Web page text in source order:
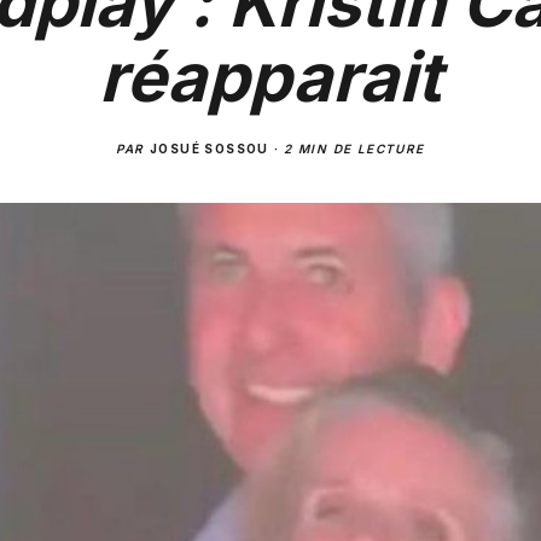
réapparait
PARJOSUÉ SOSSOU · 2 MIN DE LECTURE